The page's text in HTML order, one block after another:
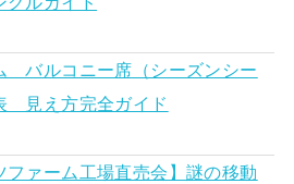
バルコニー席（シーズンシー
見え方完全ガイド
ファーム工場直売会】謎の移動